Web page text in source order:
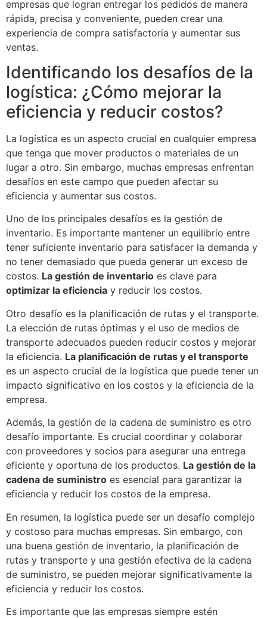
empresas que logran entregar los pedidos de manera
rápida, precisa y conveniente, pueden crear una
experiencia de compra satisfactoria y aumentar sus
ventas.
Identificando los desafíos de la
logística: ¿Cómo mejorar la
eficiencia y reducir costos?
La logística es un aspecto crucial en cualquier empresa
que tenga que mover productos o materiales de un
lugar a otro. Sin embargo, muchas empresas enfrentan
desafíos en este campo que pueden afectar su
eficiencia y aumentar sus costos.
Uno de los principales desafíos es la gestión de
inventario. Es importante mantener un equilibrio entre
tener suficiente inventario para satisfacer la demanda y
no tener demasiado que pueda generar un exceso de
costos. La gestión de inventario es clave para
optimizar la eficiencia y reducir los costos.
Otro desafío es la planificación de rutas y el transporte.
La elección de rutas óptimas y el uso de medios de
transporte adecuados pueden reducir costos y mejorar
la eficiencia. La planificación de rutas y el transporte
es un aspecto crucial de la logística que puede tener un
impacto significativo en los costos y la eficiencia de la
empresa.
Además, la gestión de la cadena de suministro es otro
desafío importante. Es crucial coordinar y colaborar
con proveedores y socios para asegurar una entrega
eficiente y oportuna de los productos. La gestión de la
cadena de suministro es esencial para garantizar la
eficiencia y reducir los costos de la empresa.
En resumen, la logística puede ser un desafío complejo
y costoso para muchas empresas. Sin embargo, con
una buena gestión de inventario, la planificación de
rutas y transporte y una gestión efectiva de la cadena
de suministro, se pueden mejorar significativamente la
eficiencia y reducir los costos.
Es importante que las empresas siempre estén